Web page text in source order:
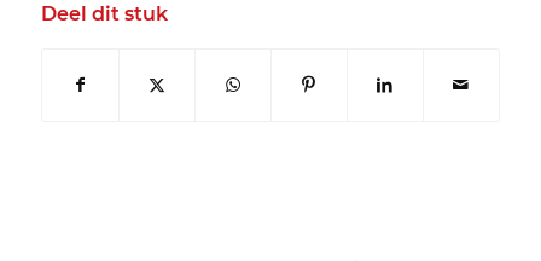
Deel dit stuk